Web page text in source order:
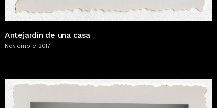
Antejardín de una casa
Noviembre 2017